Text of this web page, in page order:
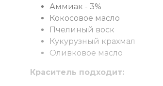
Аммиак - 3%
Кокосовое масло
Пчелиный воск
Кукурузный крахмал
Оливковое масло
Краситель подходит: